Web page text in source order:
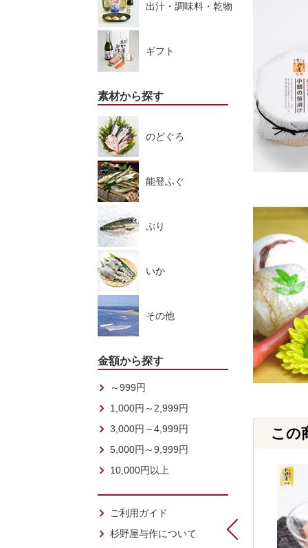
出汁・調味料・乾物
ギフト
素材から探す
のどぐろ
能登ふぐ
ぶり
いか
その他
金額から探す
～999円
1,000円～2,999円
3,000円～4,999円
5,000円～9,999円
10,000円以上
ご利用ガイド
杉野屋与作について
この